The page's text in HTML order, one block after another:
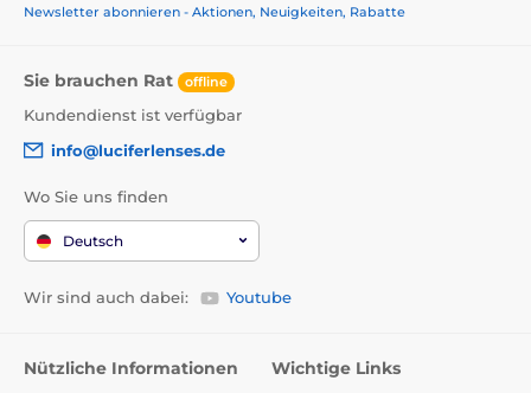
Newsletter abonnieren - Aktionen, Neuigkeiten, Rabatte
Sie brauchen Rat offline
Kundendienst ist verfügbar
info@luciferlenses.de
Wo Sie uns finden
Deutsch
Wir sind auch dabei: Youtube
Nützliche Informationen Wichtige Links